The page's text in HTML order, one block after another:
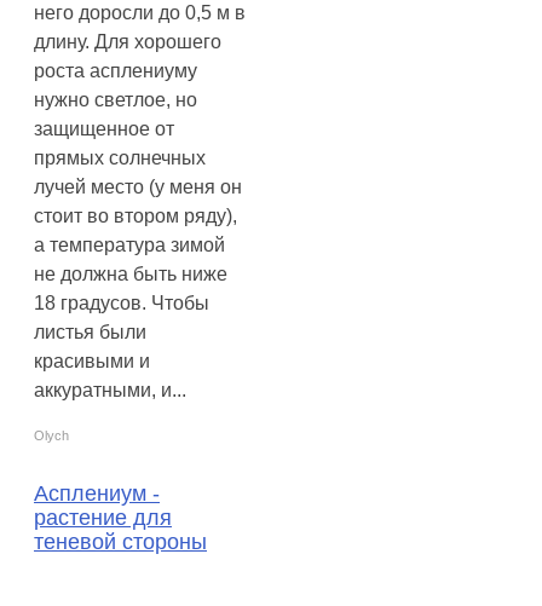
него доросли до 0,5 м в
длину. Для хорошего
роста асплениуму
нужно светлое, но
защищенное от
прямых солнечных
лучей место (у меня он
стоит во втором ряду),
а температура зимой
не должна быть ниже
18 градусов. Чтобы
листья были
красивыми и
аккуратными, и...
Olych
Асплениум -
растение для
теневой стороны